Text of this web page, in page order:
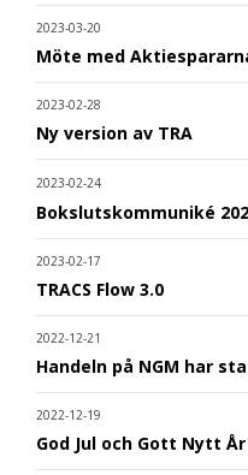
2023-03-20
Möte med
2023-02-28
Ny version av TRA
2023-02-24
Bokslutskommuniké
2023-02-17
TRACS Flow 3.0
2022-12-21
Handeln på NGM har
2022-12-19
God Jul och Gott Nytt År